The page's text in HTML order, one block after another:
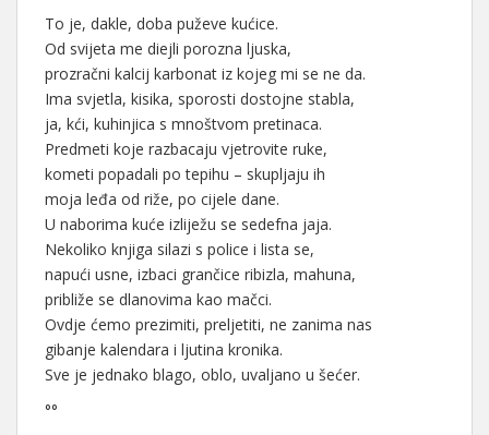
To je, dakle, doba puževe kućice.
Od svijeta me diejli porozna ljuska,
prozračni kalcij karbonat iz kojeg mi se ne da.
Ima svjetla, kisika, sporosti dostojne stabla,
ja, kći, kuhinjica s mnoštvom pretinaca.
Predmeti koje razbacaju vjetrovite ruke,
kometi popadali po tepihu – skupljaju ih
moja leđa od riže, po cijele dane.
U naborima kuće izliježu se sedefna jaja.
Nekoliko knjiga silazi s police i lista se,
napući usne, izbaci grančice ribizla, mahuna,
približe se dlanovima kao mačci.
Ovdje ćemo prezimiti, preljetiti, ne zanima nas
gibanje kalendara i ljutina kronika.
Sve je jednako blago, oblo, uvaljano u šećer.
°°